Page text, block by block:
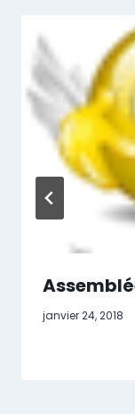
janvier 24, 2018